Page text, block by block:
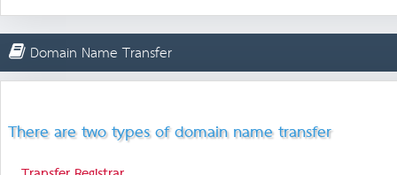
Domain Name Transfer
There are two types of domain name transfer